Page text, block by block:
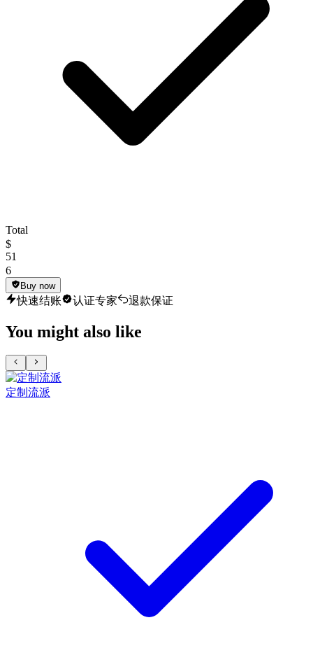
Total
$
51
6
Buy now
快速结账 认证专家 退款保证
You might also like
定制流派